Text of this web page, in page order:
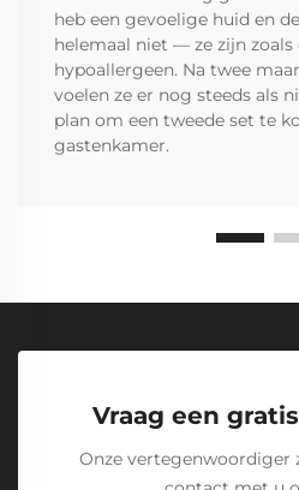
heb een gevoelige huid en
helemaal niet — ze zijn zoals
hypoallergeen. Na twee
voelen ze er nog steeds als
plan om een tweede set te
gastenkamer.
Vraag een
Onze vertegenwoordiger